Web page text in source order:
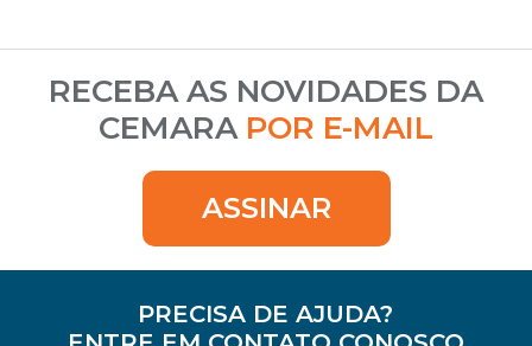
RECEBA AS NOVIDADES DA
CEMARA POR E-MAIL
ASSINAR
PRECISA DE AJUDA?